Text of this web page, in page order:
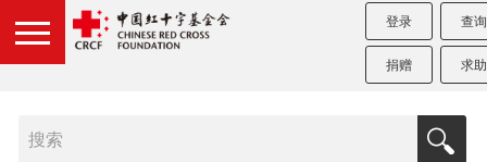
登录 查询
捐赠 求助
机构简介